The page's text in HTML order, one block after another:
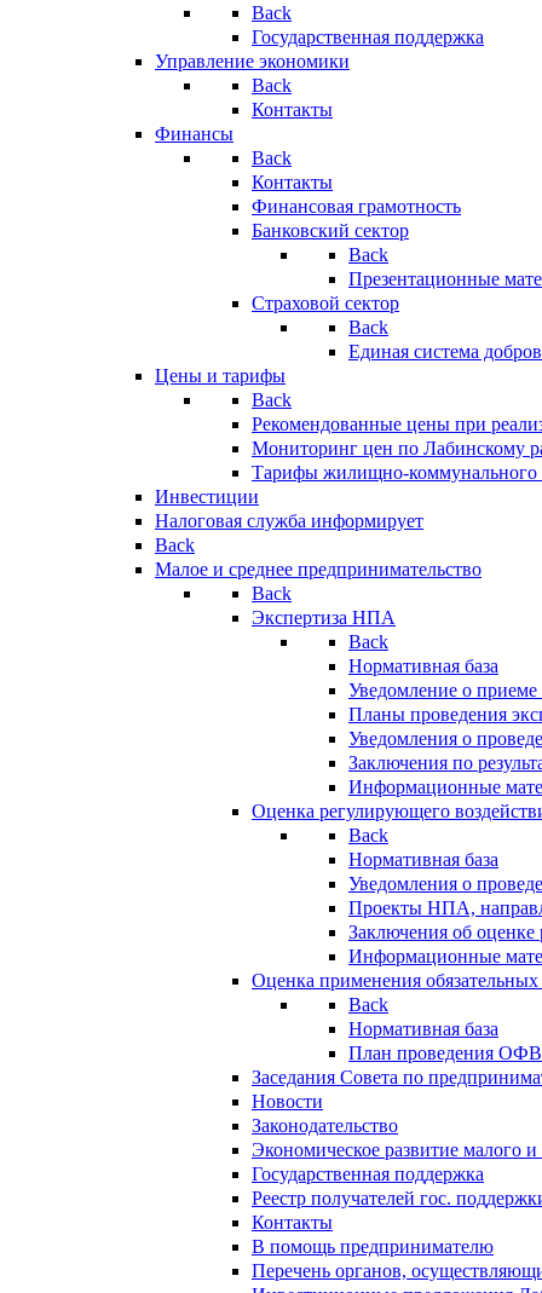
Back
Государственная поддержка
Управление экономики
Back
Контакты
Финансы
Back
Контакты
Финансовая грамотность
Банковский сектор
Back
Презентационные
Страховой сектор
Back
Единая система
Цены и тарифы
Back
Рекомендованные цены при
Мониторинг цен по Лабинскому
Тарифы жилищно-коммунального
Инвестиции
Налоговая служба информирует
Back
Малое и среднее предпринимательство
Back
Экспертиза НПА
Back
Нормативная база
Уведомление о
Планы проведения
Уведомления о
Заключения по
Информационные
Оценка регулирующего
Back
Нормативная база
Уведомления о
Проекты НПА,
Заключения об
Информационные
Оценка применения
Back
Нормативная база
План проведения
Заседания Совета по
Новости
Законодательство
Экономическое развитие малого и
Государственная поддержка
Реестр получателей гос.
Контакты
В помощь предпринимателю
Перечень органов,